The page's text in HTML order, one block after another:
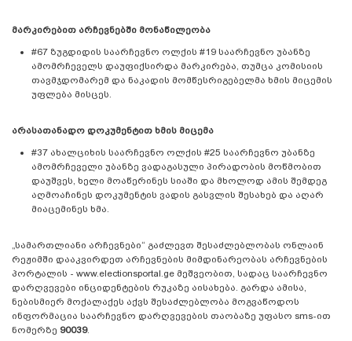
მარკირებით არჩევნებში მონაწილეობა
#67 ზუგდიდის საარჩევნო ოლქის #19 საარჩევნო უბანზე
ამომრჩეველს დაუფიქსირდა მარკირება, თუმცა კომისიის
თავმჯდომარემ და ნაკადის მომწესრიგებელმა ხმის მიცემის
უფლება მისცეს.
არასათანადო დოკუმენტით ხმის მიცემა
#37 ახალციხის საარჩევნო ოლქის #25 საარჩევნო უბანზე
ამომრჩეველი უბანზე ვადაგასული პირადობის მოწმობით
დაუშვეს, ხელი მოაწერინეს სიაში და მხოლოდ ამის შემდეგ
აღმოაჩინეს დოკუმენტის ვადის გასვლის შესახებ და აღარ
მიაცემინეს ხმა.
„სამართლიანი არჩევნები“ გაძლევთ შესაძლებლობას ონლაინ
რეჟიმში დააკვირდეთ არჩევნების მიმდინარეობას არჩევნების
პორტალის - www.electionsportal.ge მეშვეობით, სადაც საარჩევნო
დარღვევები ინციდენტების რუკაზე აისახება. გარდა ამისა,
ნებისმიერ მოქალაქეს აქვს შესაძლებლობა მოგვაწოდოს
ინფორმაცია საარჩევნო დარღვევების თაობაზე უფასო sms-ით
ნომერზე 90039.